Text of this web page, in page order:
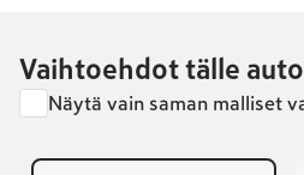
Vaihtoehdot tälle
Näytä vain saman malliset